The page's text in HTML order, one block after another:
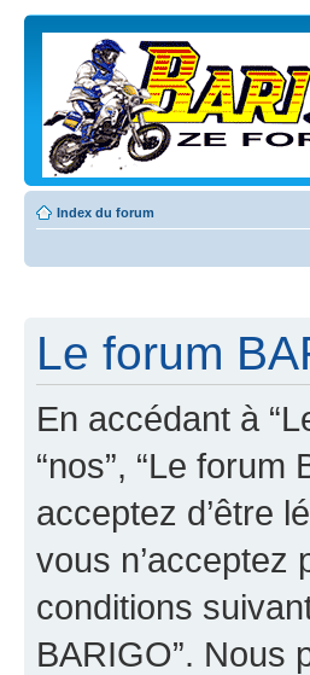
Index du forum
Le forum
En accédant à
“nos”, “Le
acceptez d’être
vous n’acceptez
conditions
BARIGO”. Nous